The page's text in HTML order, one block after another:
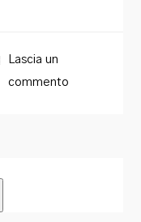
Lascia un
commento